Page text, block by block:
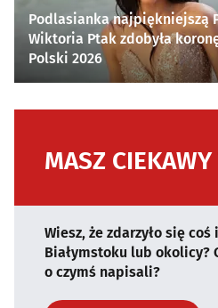
Podlasianka najpiękniejszą
Wiktoria Ptak zdobyła
Polski 2026
MASZ
Wiesz, że zdarzyło się
Białymstoku lub okolicy?
o czymś napisali?